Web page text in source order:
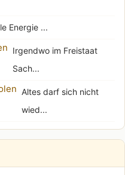
Energie ...
Irgendwo im Freistaat
Sach...
Altes darf sich nicht
wied...